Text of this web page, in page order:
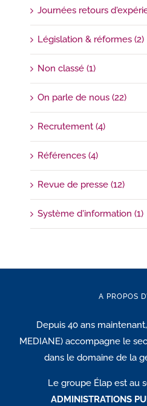
Journées retours
Législation & réformes (2)
Non classé (1)
On parle de nous (22)
Recrutement (4)
Références (4)
Revue de presse (12)
Système d'information (1)
A PROPOS
Depuis 40 ans maintenant,
MEDIANE) accompagne le
dans le domaine de la
Le groupe Élap est au
ADMINISTRATIONS